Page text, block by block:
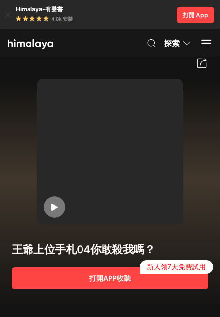
Himalaya-有聲書
4.8k 安裝
打開 App
探索
王爺上位手札04你敢殺我嗎？
打開APP收聽
新人領7天免費試用